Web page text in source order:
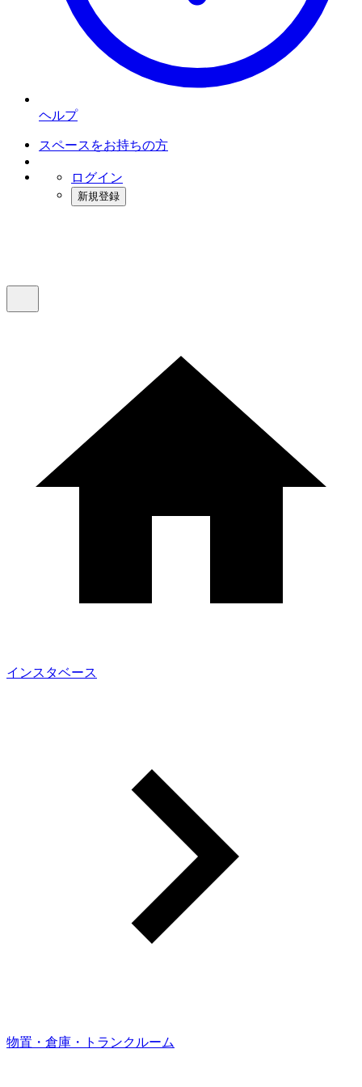
ヘルプ
スペースをお持ちの方
ログイン
新規登録
インスタベース
物置・倉庫・トランクルーム